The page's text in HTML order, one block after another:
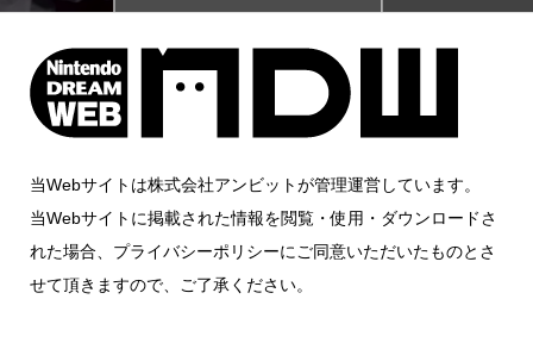
当Webサイトは株式会社アンビットが管理運営しています。
当Webサイトに掲載された情報を閲覧・使用・ダウンロードさ
れた場合、プライバシーポリシーにご同意いただいたものとさ
せて頂きますので、ご了承ください。